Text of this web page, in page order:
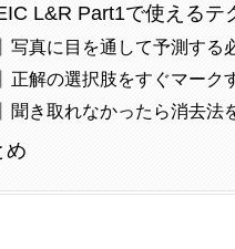
L&R Part1で使えるテ
写真に目を通して予測する
正解の選択肢をすぐマーク
聞き取れなかったら消去法
め